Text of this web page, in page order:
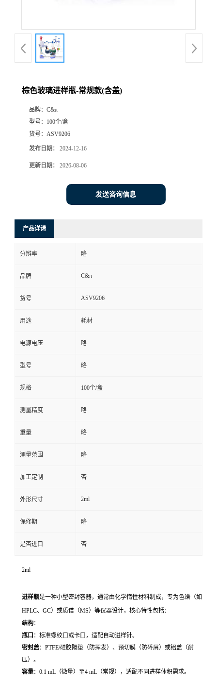
棕色玻璃进样瓶-常规款(含盖)
品牌： C&π
型号： 100个/盒
货号： ASV9206
发布日期： 2024-12-16
更新日期： 2026-08-06
发送咨询信息
产品详请
分辨率 略
品牌 C&π
货号 ASV9206
用途 耗材
电源电压 略
型号 略
规格 100个/盒
测量精度 略
重量 略
测量范围 略
加工定制 否
外形尺寸 2ml
保修期 略
是否进口 否
2ml
进样瓶是一种小型密封容器，通常由化学惰性材料制成，专为色谱（如
HPLC、GC）或质谱（MS）等仪器设计，核心特性包括：
结构：
瓶口 ：标准螺纹口或卡口，适配自动进样针。
密封盖：PTFE/硅胶隔垫（防挥发）、预切膜（防碎屑）或铝盖（耐
压）。
容量：0.1 mL（微量）至4 mL（常规），适配不同进样体积需求。